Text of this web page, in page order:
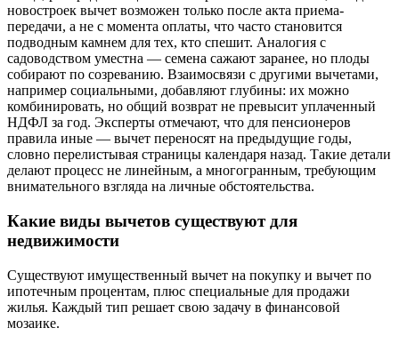
новостроек вычет возможен только после акта приема-
передачи, а не с момента оплаты, что часто становится
подводным камнем для тех, кто спешит. Аналогия с
садоводством уместна — семена сажают заранее, но плоды
собирают по созреванию. Взаимосвязи с другими вычетами,
например социальными, добавляют глубины: их можно
комбинировать, но общий возврат не превысит уплаченный
НДФЛ за год. Эксперты отмечают, что для пенсионеров
правила иные — вычет переносят на предыдущие годы,
словно перелистывая страницы календаря назад. Такие детали
делают процесс не линейным, а многогранным, требующим
внимательного взгляда на личные обстоятельства.
Какие виды вычетов существуют для
недвижимости
Существуют имущественный вычет на покупку и вычет по
ипотечным процентам, плюс специальные для продажи
жилья. Каждый тип решает свою задачу в финансовой
мозаике.